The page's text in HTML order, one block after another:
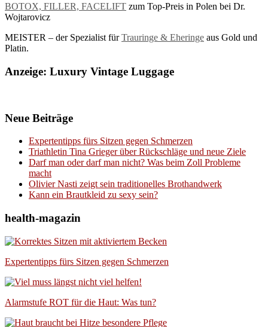
BOTOX, FILLER, FACELIFT zum Top-Preis in Polen bei Dr.
Wojtarovicz
MEISTER – der Spezialist fürTrauringe & Eheringe aus Gold und
Platin.
Anzeige: Luxury Vintage Luggage
Neue Beiträge
Expertentipps fürs Sitzen gegen Schmerzen
Triathletin Tina Grieger über Rückschläge und neue Ziele
Darf man oder darf man nicht? Was beim Zoll Probleme
macht
Olivier Nasti zeigt sein traditionelles Brothandwerk
Kann ein Brautkleid zu sexy sein?
health-magazin
Expertentipps fürs Sitzen gegen Schmerzen
Alarmstufe ROT für die Haut: Was tun?